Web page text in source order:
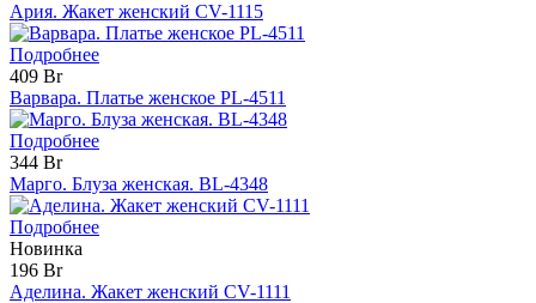
Ария. Жакет женский CV-1115
Подробнее
409 Br
Варвара. Платье женское PL-4511
Подробнее
344 Br
Марго. Блуза женская. BL-4348
Подробнее
Новинка
196 Br
Аделина. Жакет женский CV-1111